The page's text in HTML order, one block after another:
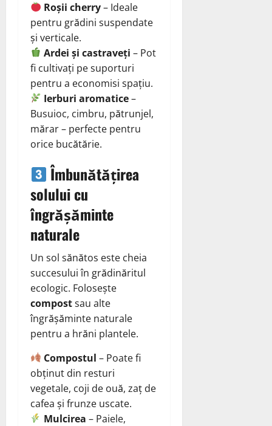
Roșii cherry– Ideale
pentru grădini suspendate
și verticale.
Ardei și castraveți – Pot
fi cultivați pe suporturi
pentru a economisi spațiu.
Ierburi aromatice–
Busuioc, cimbru, pătrunjel,
mărar – perfecte pentru
orice bucătărie.
Îmbunătățirea
solului cu
îngrășăminte
naturale
Un sol sănătos este cheia
succesului în grădinăritul
ecologic. Folosește
compostsau alte
îngrășăminte naturale
pentru a hrăni plantele.
Compostul – Poate fi
obținut din resturi
vegetale, coji de ouă, zaț de
cafea și frunze uscate.
Mulcirea – Paiele,